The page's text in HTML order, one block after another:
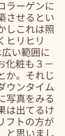
ラーゲンに
させるとい
しこれは照
ヒリヒリ
い範囲に
化粧も３－
か。それじ
ウンタイム
写真をみる
は出てるけ
フトの方が
と思いまし